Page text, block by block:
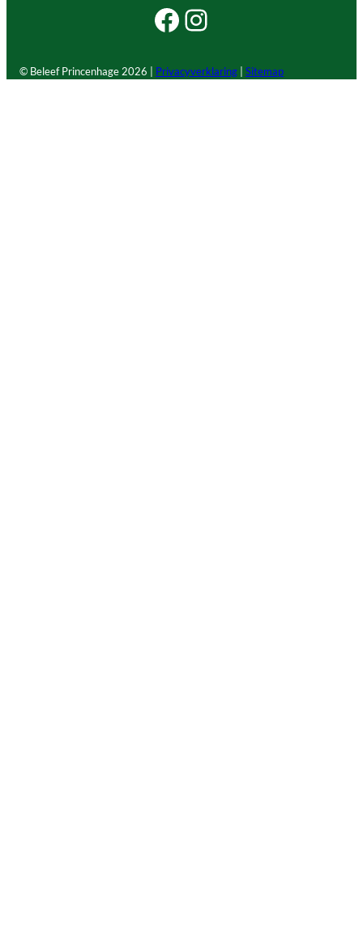
Facebook Beleef Princenhage
Instagram Beleef Princenhage
© Beleef Princenhage 2026 | Privacyverklaring Sitemap